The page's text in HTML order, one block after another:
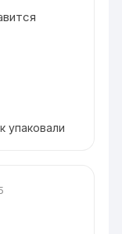
упаковали